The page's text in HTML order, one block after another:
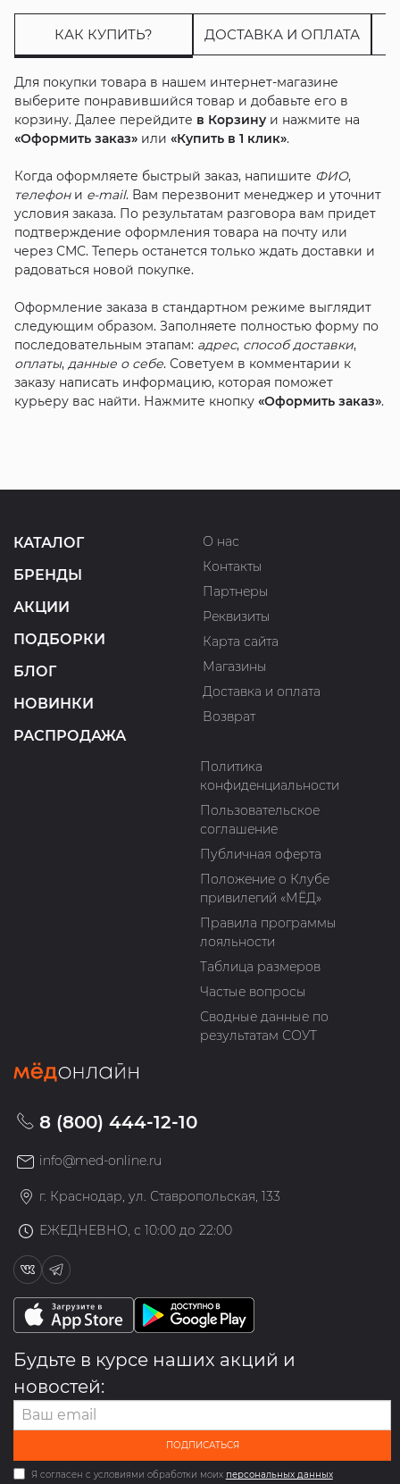
КАК КУПИТЬ? ДОСТАВКА И ОПЛАТА
Для покупки товара в нашем интернет-магазине
выберите понравившийся товар и добавьте его в
корзину. Далее перейдите в Корзинуи нажмите на
«Оформить заказ»или «Купить в 1 клик».
Когда оформляете быстрый заказ, напишите ФИО,
телефони e-mail. Вам перезвонит менеджер и уточнит
условия заказа. По результатам разговора вам придет
подтверждение оформления товара на почту или
через СМС. Теперь останется только ждать доставки и
радоваться новой покупке.
Оформление заказа в стандартном режиме выглядит
следующим образом. Заполняете полностью форму по
последовательным этапам: адрес, способ доставки,
оплаты, данные о себе. Советуем в комментарии к
заказу написать информацию, которая поможет
курьеру вас найти. Нажмите кнопку «Оформить заказ».
КАТАЛОГ
БРЕНДЫ
АКЦИИ
ПОДБОРКИ
БЛОГ
НОВИНКИ
РАСПРОДАЖА
О нас
Контакты
Партнеры
Реквизиты
Карта сайта
Магазины
Доставка и оплата
Возврат
Политика
конфиденциальности
Пользовательское
соглашение
Публичная оферта
Положение о Клубе
привилегий «МЁД»
Правила программы
лояльности
Таблица размеров
Частые вопросы
Сводные данные по
результатам СОУТ
8 (800) 444-12-10
info@med-online.ru
г. Краснодар, ул. Ставропольская, 133
ЕЖЕДНЕВНО, с 10:00 до 22:00
Будьте в курсе наших акций и
новостей:
ПОДПИСАТЬСЯ
Я согласен с условиями обработки моих персональных данных